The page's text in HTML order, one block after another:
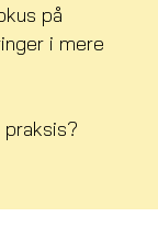
på
i mere